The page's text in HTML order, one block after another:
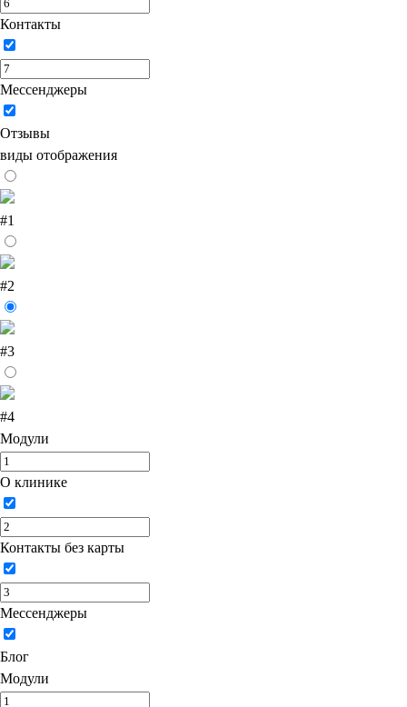
Контакты
Мессенджеры
Отзывы
виды отображения
#1
#2
#3
#4
Модули
О клинике
Контакты без карты
Мессенджеры
Блог
Модули